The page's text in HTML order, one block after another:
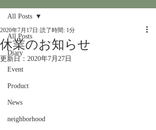
All Posts
Diary
Event
Product
News
neighborhood
All Posts
休業のお知らせ
2020年7月17日 読了時間: 1分
更新日： 2020年7月27日